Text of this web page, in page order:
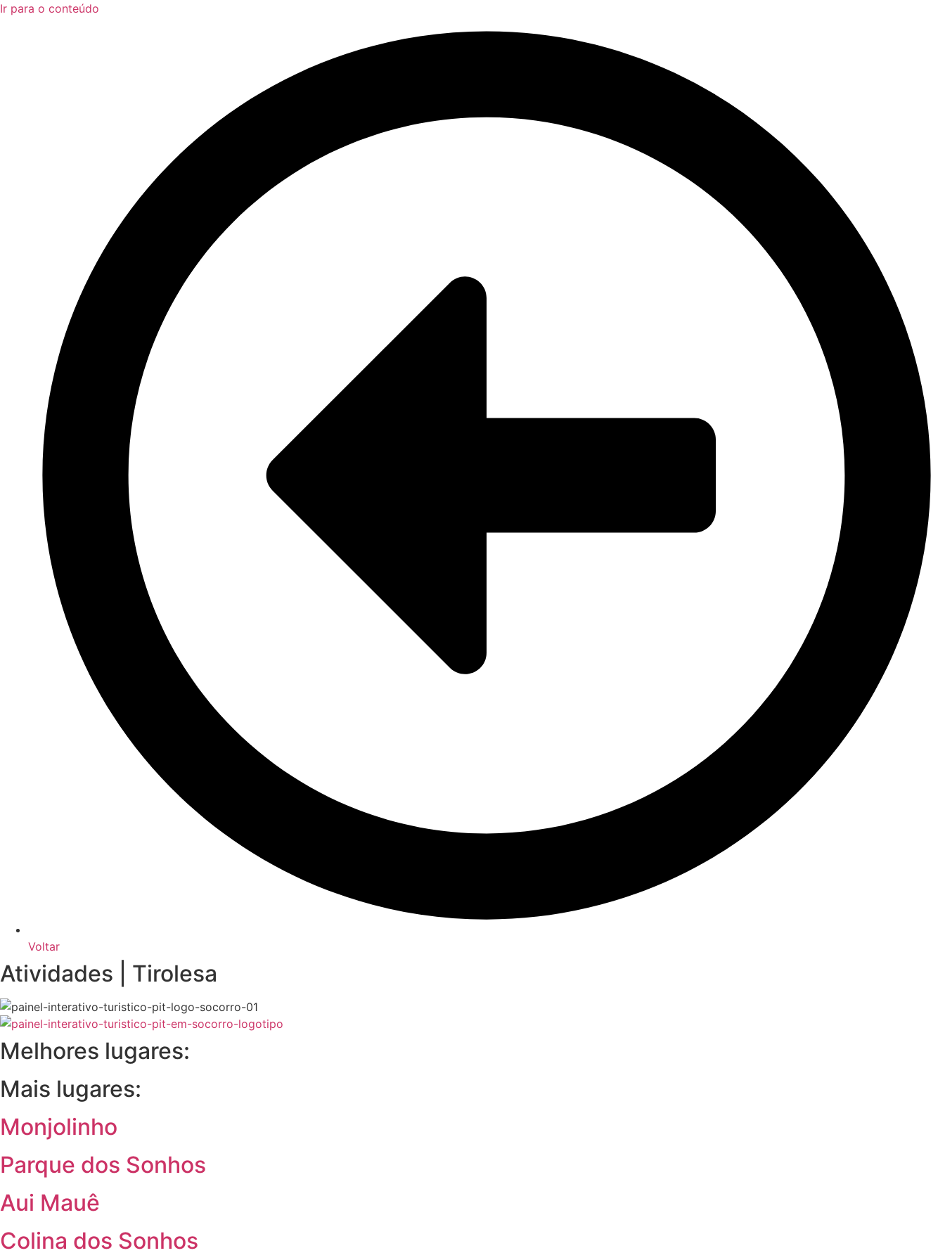
Ir para o conteúdo
Voltar
Atividades | Tirolesa
Melhores lugares:
Mais lugares:
Monjolinho
Parque dos Sonhos
Aui Mauê
Colina dos Sonhos